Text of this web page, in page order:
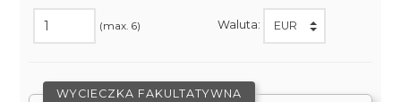
(max. 6) Waluta:
WYCIECZKA FAKULTATYWNA